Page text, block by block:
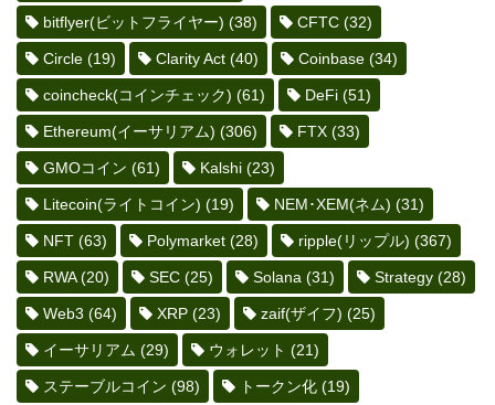
bitflyer(ビットフライヤー) (38) CFTC (32)
Circle (19) Clarity Act (40) Coinbase (34)
coincheck(コインチェック) (61) DeFi (51)
Ethereum(イーサリアム) (306) FTX (33)
GMOコイン (61) Kalshi (23)
Litecoin(ライトコイン) (19) NEM･XEM(ネム) (31)
NFT (63) Polymarket (28) ripple(リップル) (367)
RWA(20) SEC (25) Solana (31) Strategy (28)
Web3 (64) XRP (23) zaif(ザイフ) (25)
イーサリアム (29) ウォレット (21)
ステーブルコイン (98) トークン化 (19)